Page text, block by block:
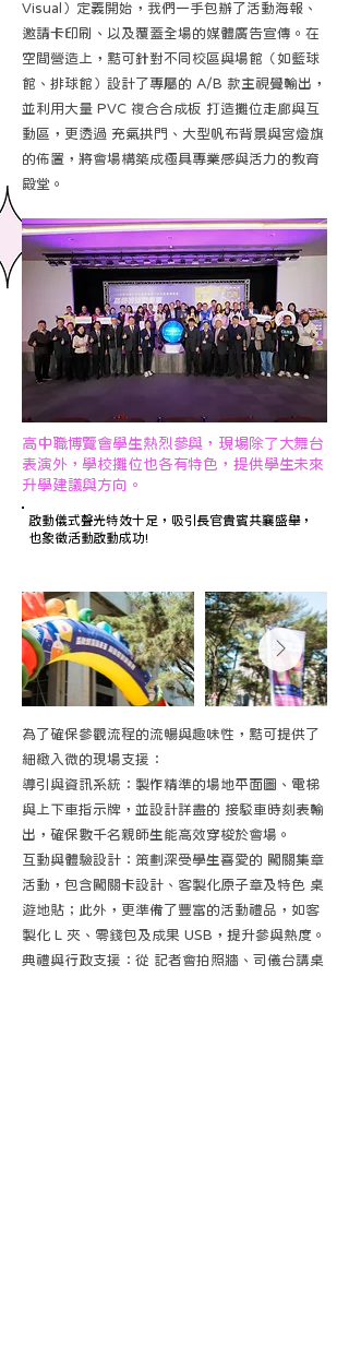
Visual）定義開始，我們一手包辦了活動海報、
邀請卡印刷、以及覆蓋全場的媒體廣告宣傳。在
空間營造上，黠可針對不同校區與場館（如籃球
館、排球館）設計了專屬的 A/B 款主視覺輸出，
並利用大量 PVC 複合合成板 打造攤位走廊與互
動區，更透過 充氣拱門、大型帆布背景與宮燈旗
的佈置，將會場構築成極具專業感與活力的教育
殿堂。
高中職博覽會學生熱烈參與，現場除了大舞台
表演外，學校攤位也各有特色，提供學生未來
升學建議與方向。
啟動儀式聲光特效十足，吸引長官貴賓共襄盛舉，
也象徵活動啟動成功!
為了確保參觀流程的流暢與趣味性，黠可提供了
細緻入微的現場支援：
導引與資訊系統：製作精準的場地平面圖、電梯
與上下車指示牌，並設計詳盡的 接駁車時刻表輸
出，確保數千名親師生能高效穿梭於會場。
互動與體驗設計：策劃深受學生喜愛的 闖關集章
活動，包含闖關卡設計、客製化原子章及特色 桌
遊地貼；此外，更準備了豐富的活動禮品，如客
製化 L 夾、零錢包及成果 USB，提升參與熱度。
典禮與行政支援：從 記者會拍照牆、司儀台講桌